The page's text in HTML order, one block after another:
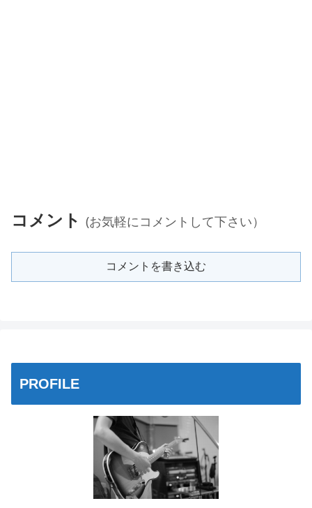
コメント (お気軽にコメントして下さい）
コメントを書き込む
PROFILE